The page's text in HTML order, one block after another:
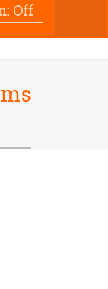
Off